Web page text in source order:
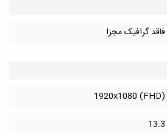
فاقد گرافیک مجزا
1920x1080 (FHD)
13.3